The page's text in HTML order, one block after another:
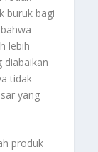
buruk bagi
lebih
diabaikan
tidak
yang
produk